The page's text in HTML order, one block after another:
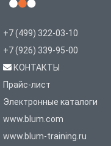
+7 (499) 322-03-10
+7 (926) 339-95-00
КОНТАКТЫ
Прайс-лист
Электронные каталоги
www.blum.com
www.blum-training.ru